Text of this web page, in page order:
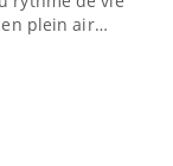
en plein air…